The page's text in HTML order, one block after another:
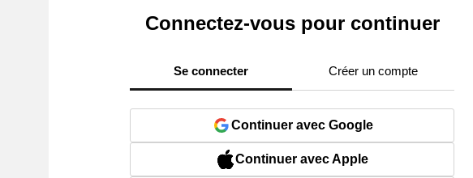
Connectez-vous pour continuer
Se connecter Créer un compte
Continuer avec Google
Continuer avec Apple